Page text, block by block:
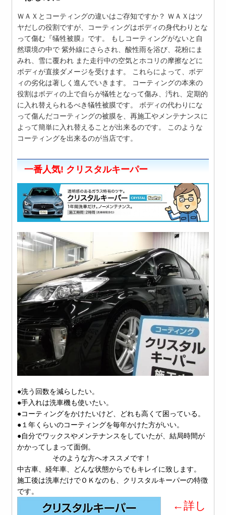
ＷＡＸとコーティングの違いはご存知ですか？ ＷＡＸはツ
ヤだしの役割ですが、コーティングはボディの身代わりとな
って傷む『犠牲被膜』です。 もしコーティングがないと自
然環境の中で 紫外線にさらされ、酸性雨を浴び、花粉にま
みれ、雪に覆われ また走行中の空気とホコリの摩擦などに
ボディが直接ダメージを受けます。 これらによって、ボデ
ィの劣化は著しく進んでいきます。 コーティングの本来の
役割はボディの上で自らが犠牲となって傷み、汚れ、定期的
に入れ替えられるべき犠牲被膜です。 ボディの代わりにな
って傷んだコーティングの被膜を、再施工やメンテナンスに
よって簡単に入れ替えることが出来るのです。 このような
コーティングを出来るのが当店です。
一番人気! クリスタルキーパー
●洗う回数を減らしたい。
●手入れは洗車機も使いたい。
●コーティングをかけたいけど、どれも高くて困っている。
●１年くらいのコーティングを毎年かけた方がいい。
●自分でワックスやメンテナンスをしていたが、結局時間が
かかってしまって面倒。
そのような方へオススメです！
中古車、経年車、どんな状態からでもキレイに致します。
施工後は洗車だけでＯＫなのも、クリスタルキーパーの特徴
です。
←詳し